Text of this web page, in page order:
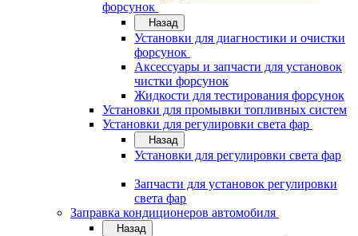
форсунок
Назад
Установки для диагностики и очистки
форсунок
Аксессуары и запчасти для установок
чистки форсунок
Жидкости для тестирования форсунок
Установки для промывки топливных систем
Установки для регулировки света фар
Назад
Установки для регулировки света фар
Запчасти для установок регулировки
света фар
Заправка кондиционеров автомобиля
Назад